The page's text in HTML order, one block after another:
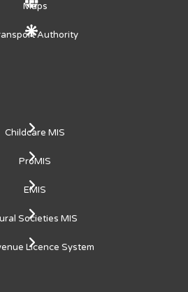
Maps
Authority
Childcare MIS
ProMIS
EMIS
Societies MIS
Licence System